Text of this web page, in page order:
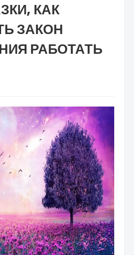
КАК
ЗАКОН
РАБОТАТЬ